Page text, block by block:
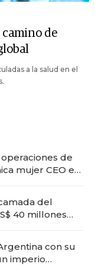
de
a la salud en el
de
mujer CEO en
del
40 millones
con su
imperio